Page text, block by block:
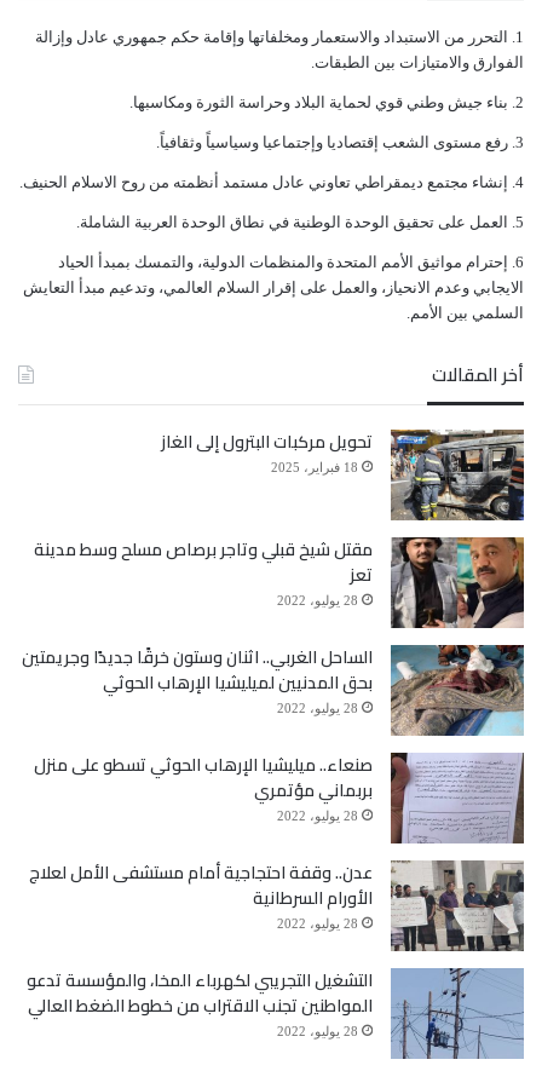
ﺍﻟﺘﺤﺮﺭ ﻣﻦ ﺍﻻﺳﺘﺒﺪﺍﺩ ﻭﺍﻻﺳﺘﻌﻤﺎﺭ ﻭﻣﺨﻠﻔﺎﺗﻬﺎ ﻭﺇﻗﺎﻣﺔ ﺣﻜﻢ ﺟﻤﻬﻮﺭﻱ ﻋﺎﺩﻝ ﻭﺇﺯﺍﻟﺔ
ﺍﻟﻔﻮﺍﺭﻕ ﻭﺍﻻﻣﺘﻴﺎﺯﺍﺕ ﺑﻴﻦ ﺍﻟﻄﺒﻘﺎﺕ.
ﺑﻨﺎﺀ ﺟﻴﺶ ﻭﻃﻨﻲ ﻗﻮﻱ ﻟﺤﻤﺎﻳﺔ ﺍﻟﺒﻼﺩ ﻭﺣﺮﺍﺳﺔ ﺍﻟﺜﻮﺭﺓ ﻭﻣﻜﺎﺳﺒﻬﺎ.
ﺭﻓﻊ ﻣﺴﺘﻮﻯ ﺍﻟﺸﻌﺐ ﺇﻗﺘﺼﺎﺩﻳﺎ ﻭﺇﺟﺘﻤﺎﻋﻴﺎ ﻭﺳﻴﺎﺳﻴﺎً ﻭﺛﻘﺎﻓﻴﺎً.
ﺇﻧﺸﺎﺀ ﻣﺠﺘﻤﻊ ﺩﻳﻤﻘﺮﺍﻃﻲ ﺗﻌﺎﻭﻧﻲ ﻋﺎﺩﻝ ﻣﺴﺘﻤﺪ ﺃﻧﻈﻤﺘﻪ ﻣﻦ ﺭﻭﺡ ﺍﻻﺳﻼﻡ ﺍﻟﺤﻨﻴﻒ.
ﺍﻟﻌﻤﻞ ﻋﻠﻰ ﺗﺤﻘﻴﻖ ﺍﻟﻮﺣﺪﺓ ﺍﻟﻮﻃﻨﻴﺔ ﻓﻲ ﻧﻄﺎﻕ ﺍﻟﻮﺣﺪﺓ ﺍﻟﻌﺮﺑﻴﺔ ﺍﻟﺸﺎﻣﻠﺔ.
ﺇﺣﺘﺮﺍﻡ ﻣﻮﺍﺛﻴﻖ الأﻣﻢ ﺍﻟﻤﺘﺤﺪﺓ ﻭﺍﻟﻤﻨﻈﻤﺎﺕ ﺍﻟﺪﻭﻟﻴﺔ، ﻭﺍﻟﺘﻤﺴﻚ ﺑﻤﺒﺪﺃ ﺍﻟﺤﻴﺎﺩ
ﺍﻻﻳﺠﺎﺑﻲ ﻭﻋﺪﻡ ﺍﻻﻧﺤﻴﺎﺯ، ﻭﺍﻟﻌﻤﻞ ﻋﻠﻰ ﺇﻗﺮﺍﺭ ﺍﻟﺴﻼﻡ ﺍﻟﻌﺎﻟﻤﻲ، ﻭﺗﺪﻋﻴﻢ ﻣﺒﺪﺃ ﺍﻟﺘﻌﺎﻳﺶ
ﺍﻟﺴﻠﻤﻲ ﺑﻴﻦ ﺍﻷﻣﻢ.
أخر المقالات
تحويل مركبات البترول إلى الغاز
18 فبراير، 2025
مقتل شيخ قبلي وتاجر برصاص مسلح وسط مدينة
تعز
28 يوليو، 2022
الساحل الغربي.. اثنان وستون خرقًا جديدًا وجريمتين
بحق المدنيين لميليشيا الإرهاب الحوثي
28 يوليو، 2022
صنعاء.. ميليشيا الإرهاب الحوثي تسطو على منزل
بربماني مؤتمري
28 يوليو، 2022
عدن.. وقفة احتجاجية أمام مستشفى الأمل لعلاج
الأورام السرطانية
28 يوليو، 2022
التشغيل التجريبي لكهرباء المخا، والمؤسسة تدعو
المواطنين تجنب الاقتراب من خطوط الضغط العالي
28 يوليو، 2022